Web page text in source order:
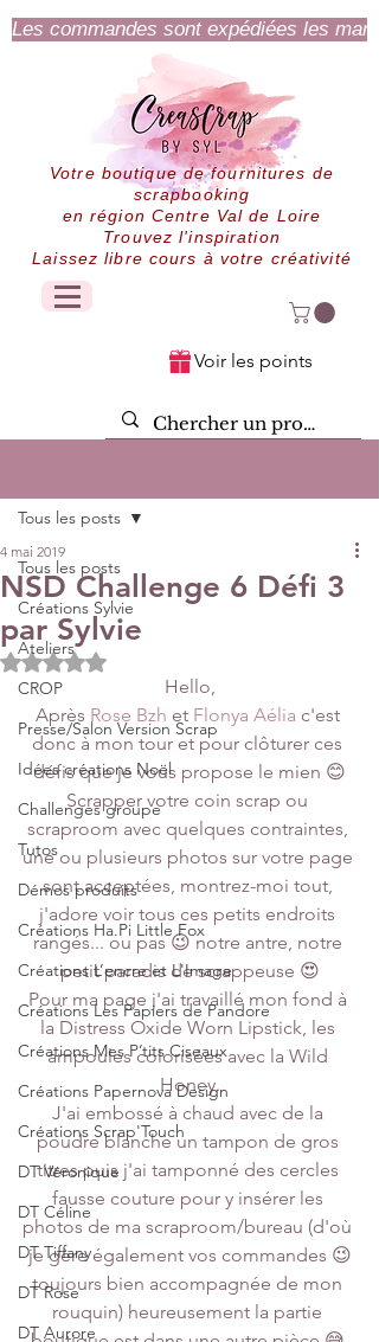
Les commandes sont expédiées les
Votre boutique de fournitures de
scrapbooking
en région Centre Val de Loire
Trouvez l'inspiration
Laissez libre cours à votre créativité
Voir les points
Tous les posts
Créations Sylvie
Ateliers
CROP
Presse/Salon Version Scrap
Idées créations Noël
Challenges groupe
Tutos
Démos produits
Créations Ha.Pi Little Fox
Créations L’encre et L'Image
Créations Les Papiers de Pandore
Créations Mes P’tits Ciseaux
Créations Papernova Design
Créations Scrap'Touch
DT Véronique
DT Céline
DT Tiffany
DT Rose
DT Aurore
Tous les posts
NSD Challenge 6 Défi 3
par Sylvie
4 mai 2019
Noté NaN étoiles sur 5.
Hello,
Après Rose Bzh et Flonya Aélia c'est
donc à mon tour et pour clôturer ces
défis que je vous propose le mien 😊
Scrapper votre coin scrap ou
scraproom avec quelques contraintes,
une ou plusieurs photos sur votre page
sont acceptées, montrez-moi tout,
j'adore voir tous ces petits endroits
rangés... ou pas 😉 notre antre, notre
petit paradis de scrappeuse 😍
Pour ma page j'ai travaillé mon fond à
la Distress Oxide Worn Lipstick, les
ampoules colorisées avec la Wild
Honey.
J'ai embossé à chaud avec de la
poudre blanche un tampon de gros
titres puis j'ai tamponné des cercles
fausse couture pour y insérer les
photos de ma scraproom/bureau (d'où
je gère également vos commandes 😉
toujours bien accompagnée de mon
rouquin) heureusement la partie